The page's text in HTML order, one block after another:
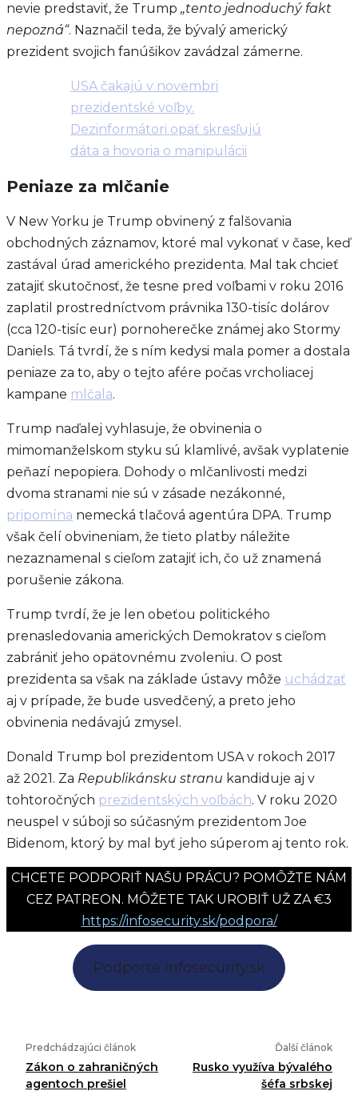
nevie predstaviť, že Trump „tento jednoduchý fakt
nepozná“. Naznačil teda, že bývalý americký
prezident svojich fanúšikov zavádzal zámerne.
USA čakajú v novembri
prezidentské voľby.
Dezinformátori opäť skresľujú
dáta a hovoria o manipulácii
Peniaze za mlčanie
V New Yorku je Trump obvinený z falšovania
obchodných záznamov, ktoré mal vykonať v čase, keď
zastával úrad amerického prezidenta. Mal tak chcieť
zatajiť skutočnosť, že tesne pred voľbami v roku 2016
zaplatil prostredníctvom právnika 130-tisíc dolárov
(cca 120-tisíc eur) pornoherečke známej ako Stormy
Daniels. Tá tvrdí, že s ním kedysi mala pomer a dostala
peniaze za to, aby o tejto afére počas vrcholiacej
kampane mlčala.
Trump naďalej vyhlasuje, že obvinenia o
mimomanželskom styku sú klamlivé, avšak vyplatenie
peňazí nepopiera. Dohody o mlčanlivosti medzi
dvoma stranami nie sú v zásade nezákonné,
pripomína nemecká tlačová agentúra DPA. Trump
však čelí obvineniam, že tieto platby náležite
nezaznamenal s cieľom zatajiť ich, čo už znamená
porušenie zákona.
Trump tvrdí, že je len obeťou politického
prenasledovania amerických Demokratov s cieľom
zabrániť jeho opätovnému zvoleniu. O post
prezidenta sa však na základe ústavy môže uchádzať
aj v prípade, že bude usvedčený, a preto jeho
obvinenia nedávajú zmysel.
Donald Trump bol prezidentom USA v rokoch 2017
až 2021. Za Republikánsku stranu kandiduje aj v
tohtoročných prezidentských voľbách. V roku 2020
neuspel v súboji so súčasným prezidentom Joe
Bidenom, ktorý by mal byť jeho súperom aj tento rok.
CHCETE PODPORIŤ NAŠU PRÁCU? POMÔŽTE NÁM
CEZ PATREON. MÔŽETE TAK UROBIŤ UŽ ZA €3
https://infosecurity.sk/podpora/
Podporte Infosecurity.sk
Predchádzajúci článok
Zákon o zahraničných
agentoch prešiel
Ďalší článok
Rusko využíva bývalého
šéfa srbskej